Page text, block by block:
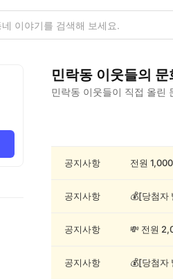
민락동 이웃들의 문
민락동 이웃들이 직접 올린
동
공지사항
공지사항
공지사항
공지사항